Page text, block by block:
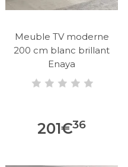
Meuble TV moderne
200 cm blanc brillant
Enaya
201€36